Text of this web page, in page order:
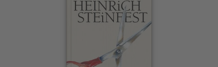
Interaktives